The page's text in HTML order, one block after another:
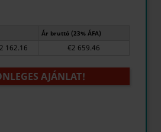
Ár bruttó (23% ÁFA)
162.16 €2 659.46
AJÁNLAT!